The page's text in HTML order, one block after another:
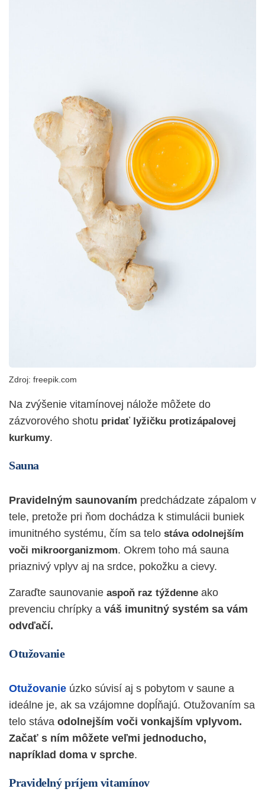
Zdroj: freepik.com
Na zvýšenie vitamínovej nálože môžete do
zázvorového shotu pridať lyžičku protizápalovej
kurkumy.
Sauna
Pravidelným saunovaním predchádzate zápalom v
tele, pretože pri ňom dochádza k stimulácii buniek
imunitného systému, čím sa telo stáva odolnejším
voči mikroorganizmom. Okrem toho má sauna
priaznivý vplyv aj na srdce, pokožku a cievy.
Zaraďte saunovanie aspoň raz týždenne ako
prevenciu chrípky a váš imunitný systém sa vám
odvďačí.
Otužovanie
Otužovanie úzko súvisí aj s pobytom v saune a
ideálne je, ak sa vzájomne dopĺňajú. Otužovaním sa
telo stáva odolnejším voči vonkajším vplyvom.
Začať s ním môžete veľmi jednoducho,
napríklad doma v sprche.
Pravidelný príjem vitamínov